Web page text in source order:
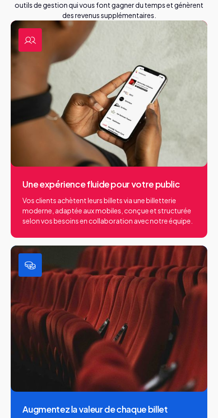
outils de gestion qui vous font gagner du temps et génèrent
des revenus supplémentaires.
Une expérience fluide pour votre public
Vos clients achètent leurs billets via une billetterie
moderne, adaptée aux mobiles, conçue et structurée
selon vos besoins en collaboration avec notre équipe.
Augmentez la valeur de chaque billet